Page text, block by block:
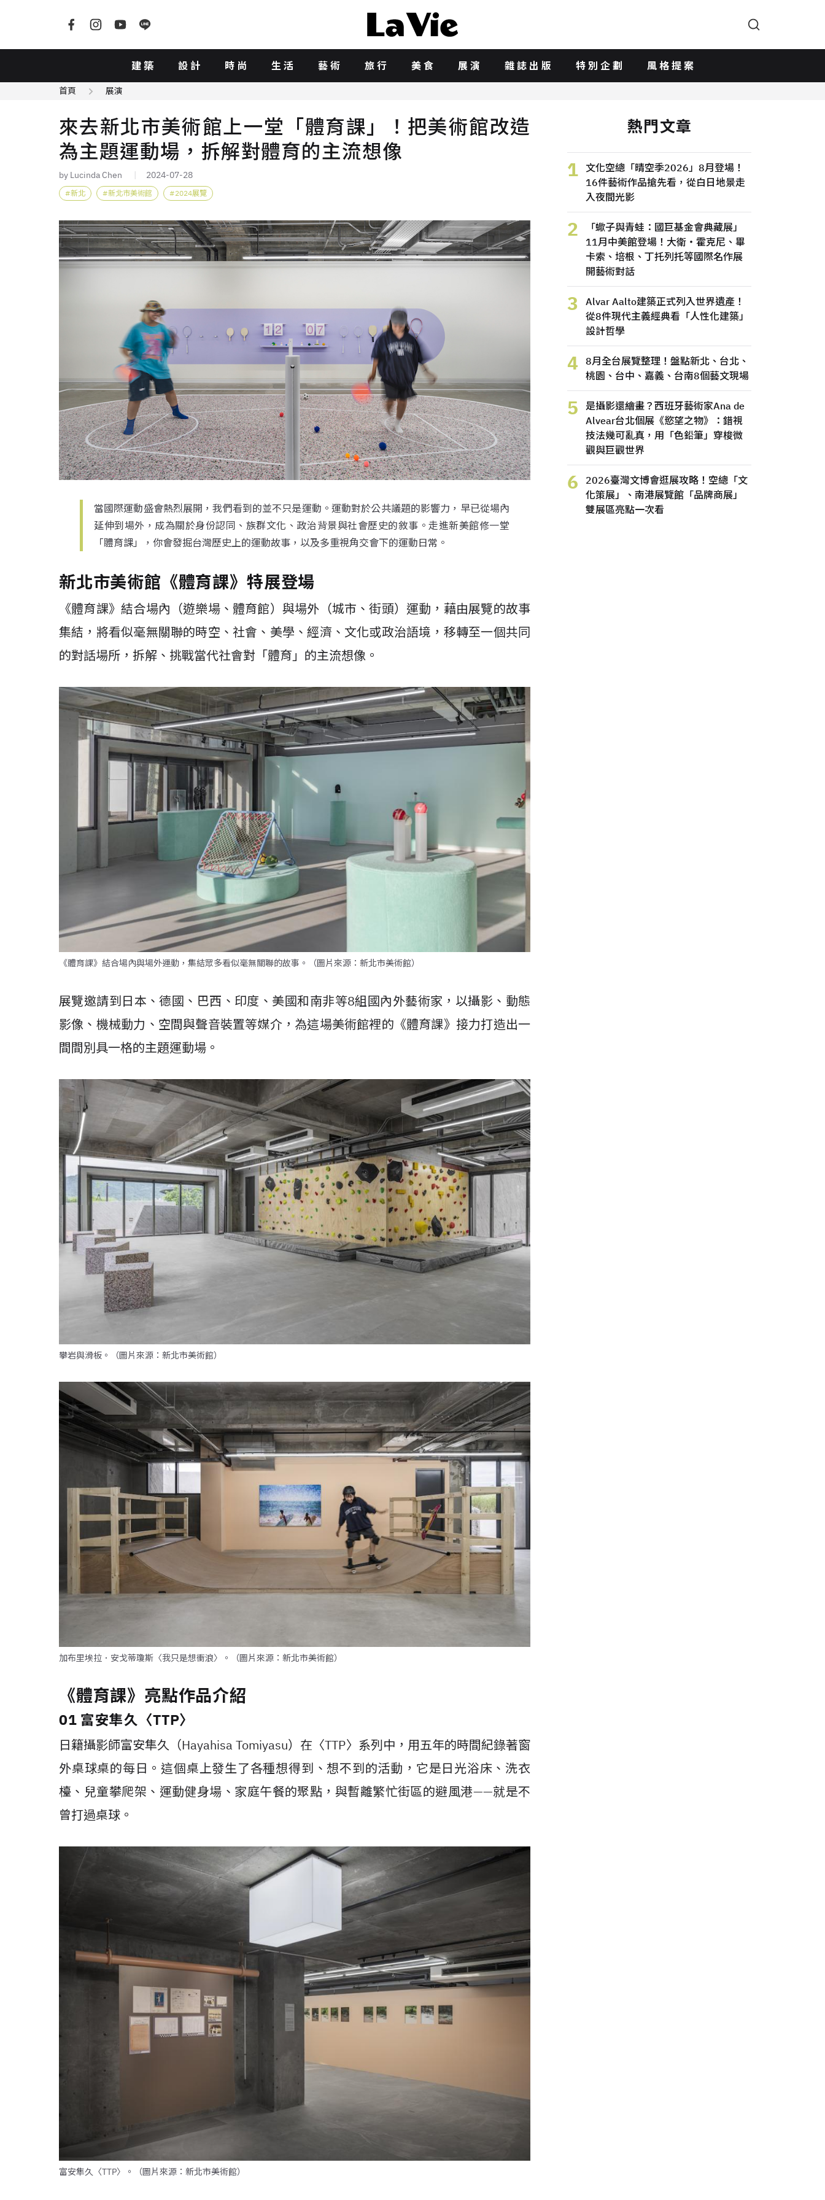
建築 設計 時尚 生活 藝術 旅行 美食 展演 雜誌出版 特別企劃 風格提案
首頁 展演
來去新北市美術館上一堂「體育課」！把美術館改造
為主題運動場，拆解對體育的主流想像
by Lucinda Chen 2024-07-28
新北 新北市美術館 2024展覽
當國際運動盛會熱烈展開，我們看到的並不只是運動。運動對於公共議題的影響力，早已從場內
延伸到場外，成為關於身份認同、族群文化、政治背景與社會歷史的敘事。走進新美館修一堂
「體育課」，你會發掘台灣歷史上的運動故事，以及多重視角交會下的運動日常。
新北市美術館《體育課》特展登場
《體育課》結合場內（遊樂場、體育館）與場外（城市、街頭）運動，藉由展覽的故事
集結，將看似毫無關聯的時空、社會、美學、經濟、文化或政治語境，移轉至一個共同
的對話場所，拆解、挑戰當代社會對「體育」的主流想像。
《體育課》結合場內與場外運動，集結眾多看似毫無關聯的故事。（圖片來源：新北市美術館）
展覽邀請到日本、德國、巴西、印度、美國和南非等8組國內外藝術家，以攝影、動態
影像、機械動力、空間與聲音裝置等媒介，為這場美術館裡的《體育課》接力打造出一
間間別具一格的主題運動場。
攀岩與滑板。（圖片來源：新北市美術館）
加布里埃拉．安戈蒂瓊斯〈我只是想衝浪〉。（圖片來源：新北市美術館）
《體育課》亮點作品介紹
01 富安隼久〈TTP〉
日籍攝影師富安隼久（Hayahisa Tomiyasu）在〈TTP〉系列中，用五年的時間紀錄著窗
外桌球桌的每日。這個桌上發生了各種想得到、想不到的活動，它是日光浴床、洗衣
檯、兒童攀爬架、運動健身場、家庭午餐的聚點，與暫離繁忙街區的避風港——就是不
曾打過桌球。
富安隼久〈TTP〉。（圖片來源：新北市美術館）
熱門文章
1
文化空總「晴空季2026」8月登場！
16件藝術作品搶先看，從白日地景走
入夜間光影
2
「蠍子與青蛙：國巨基金會典藏展」
11月中美館登場！大衛・霍克尼、畢
卡索、培根、丁托列托等國際名作展
開藝術對話
3
Alvar Aalto建築正式列入世界遺產！
從8件現代主義經典看「人性化建築」
設計哲學
4
8月全台展覽整理！盤點新北、台北、
桃園、台中、嘉義、台南8個藝文現場
5
是攝影還繪畫？西班牙藝術家Ana de
Alvear台北個展《慾望之物》：錯視
技法幾可亂真，用「色鉛筆」穿梭微
觀與巨觀世界
6
2026臺灣文博會逛展攻略！空總「文
化策展」、南港展覽館「品牌商展」
雙展區亮點一次看